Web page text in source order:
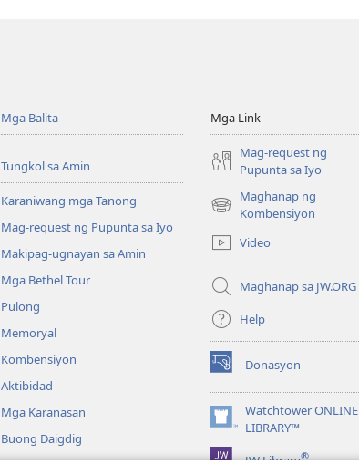
Mga Balita
Tungkol sa Amin
Karaniwang mga Tanong
Mag-request ng Pupunta sa Iyo
Makipag-ugnayan sa Amin
Mga Bethel Tour
Pulong
Memoryal
Kombensiyon
Aktibidad
Mga Karanasan
Buong Daigdig
Mga Link
Mag-request ng
Pupunta sa Iyo
Maghanap ng
Kombensiyon
(may
na
window)
Video
Maghanap sa JW.ORG
Help
Donasyon
(may
bubukas
na
bagong
Watchtower ONLINE
LIBRARY™
(may
bubukas
JW Library®